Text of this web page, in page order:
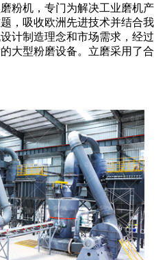
粉机，专门为解决工业磨机产
，吸收欧洲先进技术并结合我
计制造理念和市场需求，经过
大型粉磨设备。立磨采用了合